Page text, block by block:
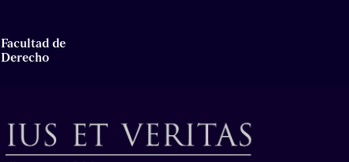
Facultad de
Derecho